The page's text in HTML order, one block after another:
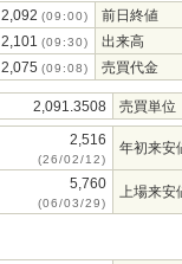
2,092 (09:00)
前日終値
2,101 (09:30)
出来高
2,075 (09:08) 売買代金
2,091.3508 売買単位
2,516
(26/02/12)
年初来安
5,760
(06/03/29)
上場来安